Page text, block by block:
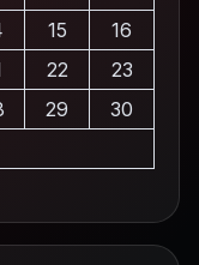
15
16
22
23
29
30